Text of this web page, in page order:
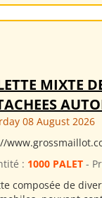
MIXTE
08 August 2026
: 1000 PALET-
composée de